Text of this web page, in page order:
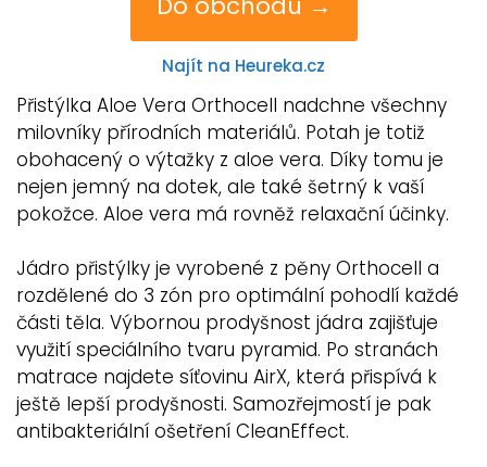
Najít na Heureka.cz
Přistýlka Aloe Vera Orthocell nadchne všechny
milovníky přírodních materiálů. Potah je totiž
obohacený o výtažky z aloe vera. Díky tomu je
nejen jemný na dotek, ale také šetrný k vaší
pokožce. Aloe vera má rovněž relaxační účinky.
Jádro přistýlky je vyrobené z pěny Orthocell a
rozdělené do 3 zón pro optimální pohodlí každé
části těla. Výbornou prodyšnost jádra zajišťuje
využití speciálního tvaru pyramid. Po stranách
matrace najdete síťovinu AirX, která přispívá k
ještě lepší prodyšnosti. Samozřejmostí je pak
antibakteriální ošetření CleanEffect.